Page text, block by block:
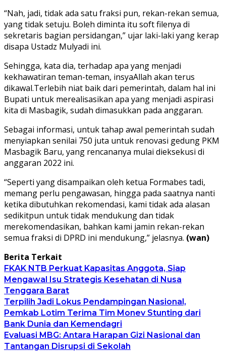
“Nah, jadi, tidak ada satu fraksi pun, rekan-rekan semua,
yang tidak setuju. Boleh diminta itu soft filenya di
sekretaris bagian persidangan,” ujar laki-laki yang kerap
disapa Ustadz Mulyadi ini.
Sehingga, kata dia, terhadap apa yang menjadi
kekhawatiran teman-teman, insyaAllah akan terus
dikawal.Terlebih niat baik dari pemerintah, dalam hal ini
Bupati untuk merealisasikan apa yang menjadi aspirasi
kita di Masbagik, sudah dimasukkan pada anggaran.
Sebagai informasi, untuk tahap awal pemerintah sudah
menyiapkan senilai 750 juta untuk renovasi gedung PKM
Masbagik Baru, yang rencananya mulai dieksekusi di
anggaran 2022 ini.
“Seperti yang disampaikan oleh ketua Formabes tadi,
memang perlu pengawasan, hingga pada saatnya nanti
ketika dibutuhkan rekomendasi, kami tidak ada alasan
sedikitpun untuk tidak mendukung dan tidak
merekomendasikan, bahkan kami jamin rekan-rekan
semua fraksi di DPRD ini mendukung,” jelasnya. (wan)
Berita Terkait
FKAK NTB Perkuat Kapasitas Anggota, Siap
Mengawal Isu Strategis Kesehatan di Nusa
Tenggara Barat
Terpilih Jadi Lokus Pendampingan Nasional,
Pemkab Lotim Terima Tim Monev Stunting dari
Bank Dunia dan Kemendagri
Evaluasi MBG: Antara Harapan Gizi Nasional dan
Tantangan Disrupsi di Sekolah